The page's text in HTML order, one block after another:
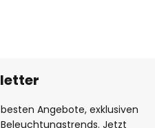
Angebote, exklusiven
Jetzt